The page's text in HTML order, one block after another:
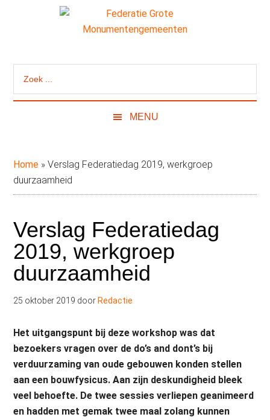
Grote
de
Federatie
Monumentengemeenten
MENU
Home »Verslag Federatiedag 2019, werkgroep
duurzaamheid
Verslag Federatiedag
2019, werkgroep
duurzaamheid
25 oktober 2019 door Redactie
Het uitgangspunt bij deze workshop was dat
bezoekers vragen over de do’s and dont’s bij
verduurzaming van oude gebouwen konden stellen
aan een bouwfysicus. Aan zijn deskundigheid bleek
veel behoefte. De twee sessies verliepen geanimeerd
en hadden met gemak twee maal zolang kunnen